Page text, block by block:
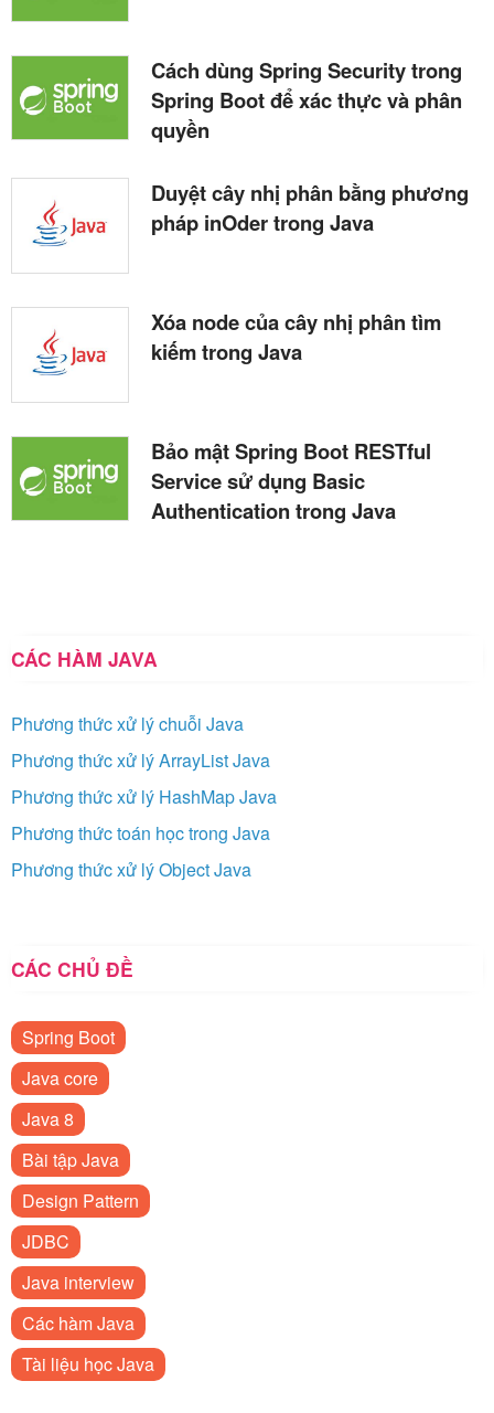
Cách dùng Spring Security trong
Spring Boot để xác thực và phân
quyền
Duyệt cây nhị phân bằng phương
pháp inOder trong Java
Xóa node của cây nhị phân tìm
kiếm trong Java
Bảo mật Spring Boot RESTful
Service sử dụng Basic
Authentication trong Java
CÁC HÀM JAVA
Phương thức xử lý chuỗi Java
Phương thức xử lý ArrayList Java
Phương thức xử lý HashMap Java
Phương thức toán học trong Java
Phương thức xử lý Object Java
CÁC CHỦ ĐỀ
Spring Boot
Java core
Java 8
Bài tập Java
Design Pattern
JDBC
Java interview
Các hàm Java
Tài liệu học Java